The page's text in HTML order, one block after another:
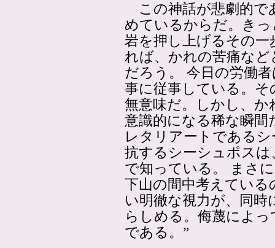
この神話が悲劇的で
めているからだ。き
岩を押し上げるその
れば、かれの苦痛な
だろう。 今日の労働
事に従事している。
無意味だ。しかし、
意識的になる稀な瞬
レタリアートである
抗するシーシュポス
で知っている。 まさ
下山の間中考えてい
い明徹な視力が、同
らしめる。侮蔑によ
である。”